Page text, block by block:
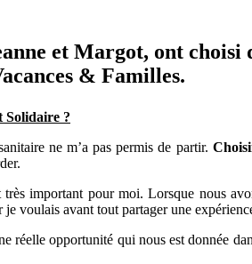
et Margot, ont
& Familles.
Solidaire ?
ne m’a pas permis de partir.
important pour moi. Lorsque nous
voulais avant tout partager une
réelle opportunité qui nous est donnée